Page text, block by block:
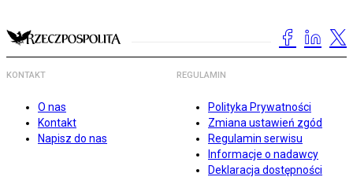
KONTAKT
O nas
Kontakt
Napisz do nas
REGULAMIN
Polityka Prywatności
Zmiana ustawień zgód
Regulamin serwisu
Informacje o nadawcy
Deklaracja dostępności